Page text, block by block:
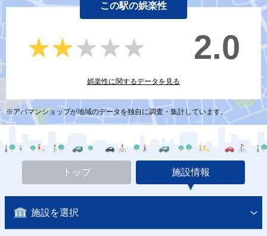
この駅の娯楽性
★★★★★
★★★★★ 2.0
娯楽性に関するデータを見る
※アパマンショップが地域のデータを独自に調査・集計しています。
トップ 施設情報
施設を選択